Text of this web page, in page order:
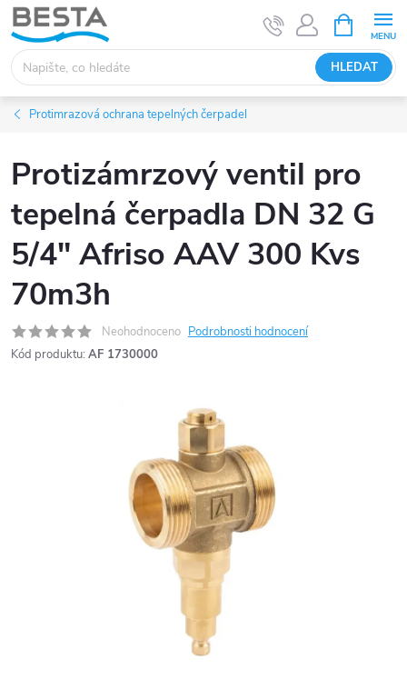
Přejít
na
obsah
HLEDAT
NÁKUPNÍ
KOŠÍK
Protimrazová ochrana tepelných čerpadel
Protizámrzový ventil pro
tepelná čerpadla DN 32 G
5/4" Afriso AAV 300 Kvs
70m3h
Neohodnoceno Podrobnosti hodnocení
Kód produktu: AF 1730000